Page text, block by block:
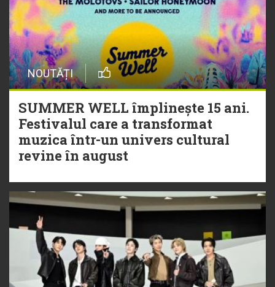
NOUTĂȚI
SUMMER WELL împlinește 15 ani.
Festivalul care a transformat
muzica într-un univers cultural
revine în august